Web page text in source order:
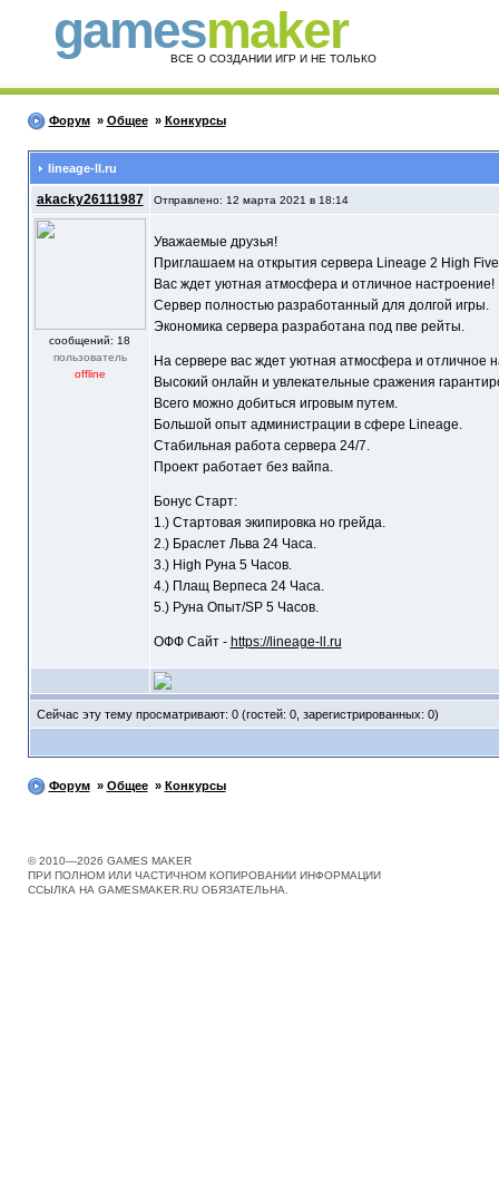
gamesmaker
ВСЕ О СОЗДАНИИ ИГР И НЕ ТОЛЬКО
Форум» Общее» Конкурсы
lineage-ll.ru
akacky26111987 Отправлено: 12 марта 2021 в 18:14
cообщений: 18
пользователь
offline
Уважаемые друзья!
Приглашаем на открытия сервера Lineage 2 High
Вас ждет уютная атмосфера и отличное настроение!
Сервер полностью разработанный для долгой игры.
Экономика сервера разработана под пве рейты.
На сервере вас ждет уютная атмосфера и отличное
Высокий онлайн и увлекательные сражения
Всего можно добиться игровым путем.
Большой опыт администрации в сфере Lineage.
Стабильная работа сервера 24/7.
Проект работает без вайпа.
Бонус Старт:
1.) Стартовая экипировка но грейда.
2.) Браслет Льва 24 Часа.
3.) High Руна 5 Часов.
4.) Плащ Верпеса 24 Часа.
5.) Руна Опыт/SP 5 Часов.
ОФФ Сайт - https://lineage-ll.ru
Сейчас эту тему просматривают: 0 (гостей: 0, зарегистрированных: 0)
Форум» Общее» Конкурсы
© 2010—2026 GAMES MAKER
ПРИ ПОЛНОМ ИЛИ ЧАСТИЧНОМ КОПИРОВАНИИ ИНФОРМАЦИИ
ССЫЛКА НА GAMESMAKER.RU ОБЯЗАТЕЛЬНА.